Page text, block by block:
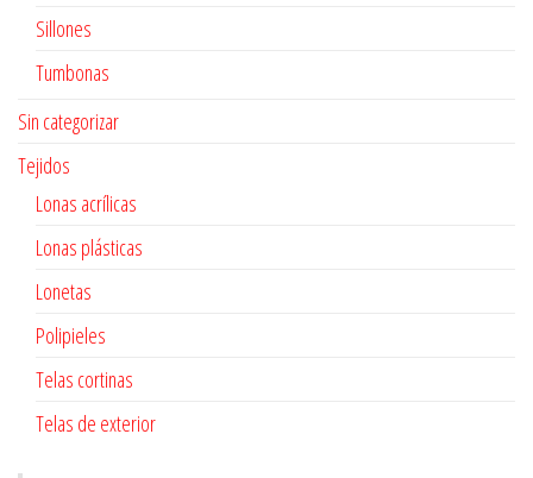
Sillones
Tumbonas
Sin categorizar
Tejidos
Lonas acrílicas
Lonas plásticas
Lonetas
Polipieles
Telas cortinas
Telas de exterior